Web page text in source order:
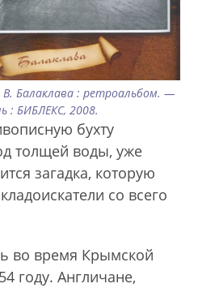
В. Балаклава : ретроальбом. —
: БИБЛЕКС, 2008.
бухту
толщей воды, уже
загадка, которую
со всего
во время Крымской
году. Англичане,